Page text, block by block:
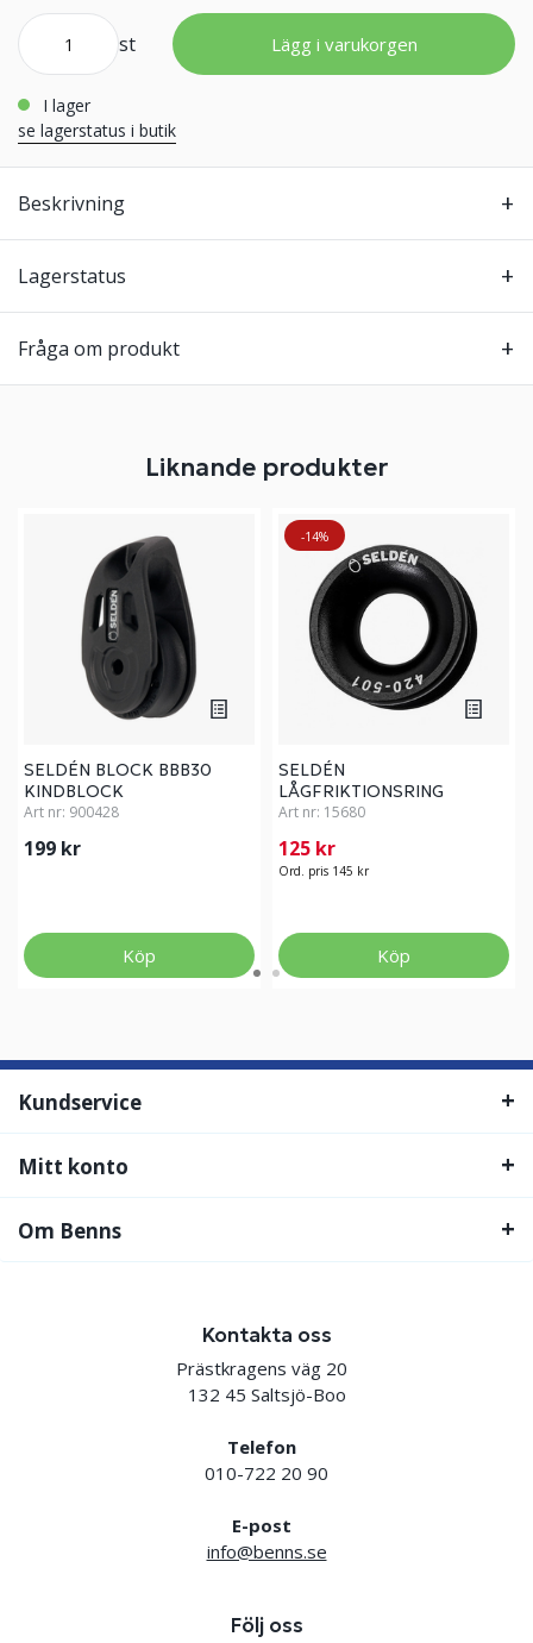
st Lägg i varukorgen
i lager
se lagerstatus i butik
Beskrivning
Lagerstatus
Fråga om produkt
Liknande produkter
SELDÉN BLOCK BBB30
KINDBLOCK
Art nr: 900428
199 kr
Köp
-14%
SELDÉN
LÅGFRIKTIONSRING
Art nr: 15680
125 kr
Ord. pris 145 kr
Köp
Kundservice
Mitt konto
Om Benns
Kontakta oss
Prästkragens väg 20
132 45 Saltsjö-Boo
Telefon
010-722 20 90
E-post
info@benns.se
Följ oss